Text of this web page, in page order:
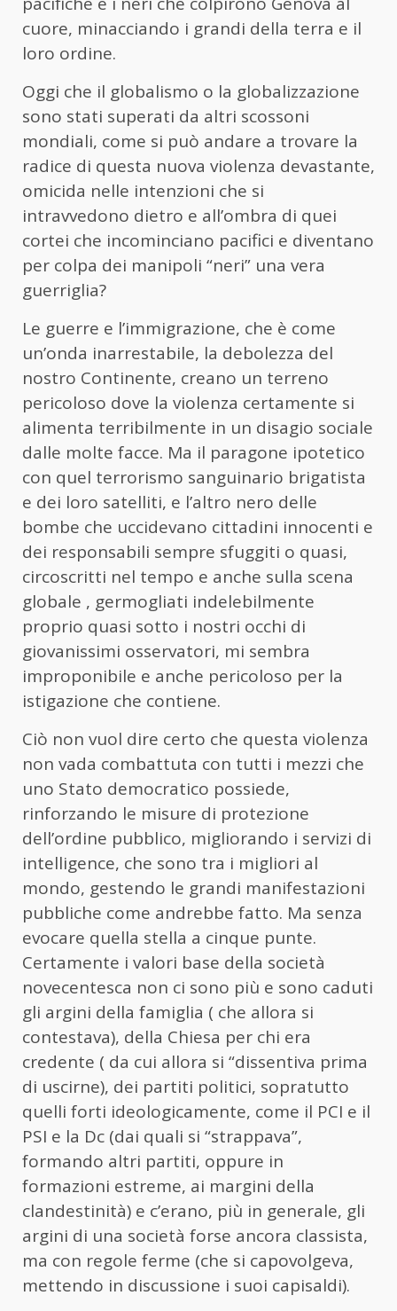
cuore, minacciando i grandi della terra e il
loro ordine.
Oggi che il globalismo o la globalizzazione
sono stati superati da altri scossoni
mondiali, come si può andare a trovare la
radice di questa nuova violenza devastante,
omicida nelle intenzioni che si
intravvedono dietro e all’ombra di quei
cortei che incominciano pacifici e diventano
per colpa dei manipoli “neri” una vera
guerriglia?
Le guerre e l’immigrazione, che è come
un’onda inarrestabile, la debolezza del
nostro Continente, creano un terreno
pericoloso dove la violenza certamente si
alimenta terribilmente in un disagio sociale
dalle molte facce. Ma il paragone ipotetico
con quel terrorismo sanguinario brigatista
e dei loro satelliti, e l’altro nero delle
bombe che uccidevano cittadini innocenti e
dei responsabili sempre sfuggiti o quasi,
circoscritti nel tempo e anche sulla scena
globale , germogliati indelebilmente
proprio quasi sotto i nostri occhi di
giovanissimi osservatori, mi sembra
improponibile e anche pericoloso per la
istigazione che contiene.
Ciò non vuol dire certo che questa violenza
non vada combattuta con tutti i mezzi che
uno Stato democratico possiede,
rinforzando le misure di protezione
dell’ordine pubblico, migliorando i servizi di
intelligence, che sono tra i migliori al
mondo, gestendo le grandi manifestazioni
pubbliche come andrebbe fatto. Ma senza
evocare quella stella a cinque punte.
Certamente i valori base della società
novecentesca non ci sono più e sono caduti
gli argini della famiglia ( che allora si
contestava), della Chiesa per chi era
credente ( da cui allora si “dissentiva prima
di uscirne), dei partiti politici, sopratutto
quelli forti ideologicamente, come il PCI e il
PSI e la Dc (dai quali si “strappava”,
formando altri partiti, oppure in
formazioni estreme, ai margini della
clandestinità) e c’erano, più in generale, gli
argini di una società forse ancora classista,
ma con regole ferme (che si capovolgeva,
mettendo in discussione i suoi capisaldi).